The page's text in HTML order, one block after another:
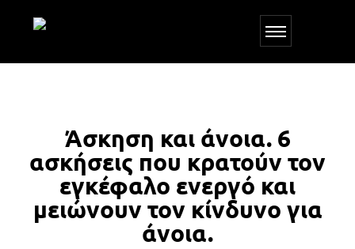
Άσκηση και άνοια. 6
ασκήσεις που κρατούν τον
εγκέφαλο ενεργό και
μειώνουν τον κίνδυνο για
άνοια.